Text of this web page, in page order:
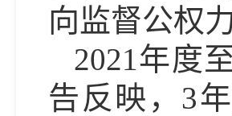
向监督公权
2021年度
告反映，3